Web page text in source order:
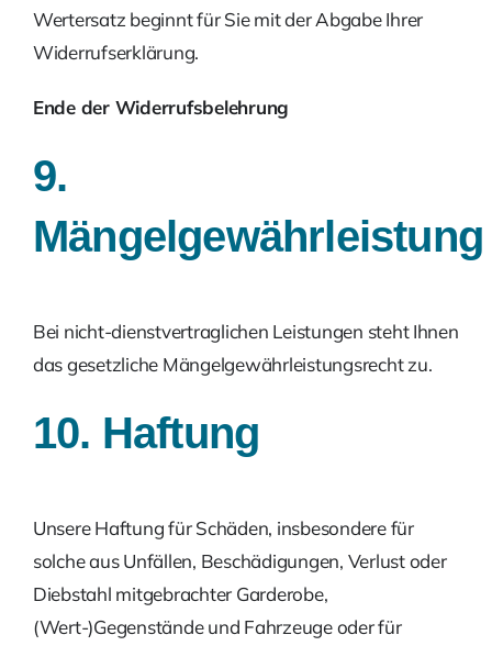
Wertersatz beginnt für Sie mit der Abgabe Ihrer
Widerrufserklärung.
Ende der Widerrufsbelehrung
9.
Mängelgewährleistung
Bei nicht-dienstvertraglichen Leistungen steht Ihnen
das gesetzliche Mängelgewährleistungsrecht zu.
10. Haftung
Unsere Haftung für Schäden, insbesondere für
solche aus Unfällen, Beschädigungen, Verlust oder
Diebstahl mitgebrachter Garderobe,
(Wert-)Gegenstände und Fahrzeuge oder für